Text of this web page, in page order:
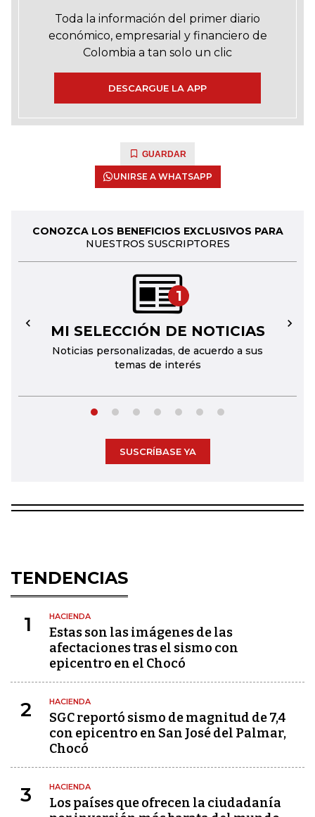
Toda la información del primer diario
económico, empresarial y financiero de
Colombia a tan solo un clic
DESCARGUE LA APP
GUARDAR
UNIRSE A WHATSAPP
CONOZCA LOS BENEFICIOS EXCLUSIVOS PARA
NUESTROS SUSCRIPTORES
1
MI SELECCIÓN DE NOTICIAS
Noticias personalizadas, de acuerdo a sus
temas de interés
← →
SUSCRÍBASE YA
TENDENCIAS
1 HACIENDA
Estas son las imágenes de las
afectaciones tras el sismo con
epicentro en el Chocó
2 HACIENDA
SGC reportó sismo de magnitud de 7,4
con epicentro en San José del Palmar,
Chocó
3 HACIENDA
Los países que ofrecen la ciudadanía